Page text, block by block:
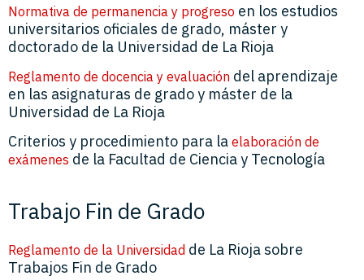
Normativa de permanencia y progreso en los estudios
universitarios oficiales de grado, máster y
doctorado de la Universidad de La Rioja
Reglamento de docencia y evaluación del aprendizaje
en las asignaturas de grado y máster de la
Universidad de La Rioja
Criterios y procedimiento para la elaboración de
exámenes de la Facultad de Ciencia y Tecnología
Trabajo Fin de Grado
Reglamento de la Universidad de La Rioja sobre
Trabajos Fin de Grado